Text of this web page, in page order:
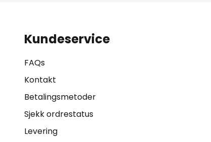
Kundeservice
FAQs
Kontakt
Betalingsmetoder
Sjekk ordrestatus
Levering